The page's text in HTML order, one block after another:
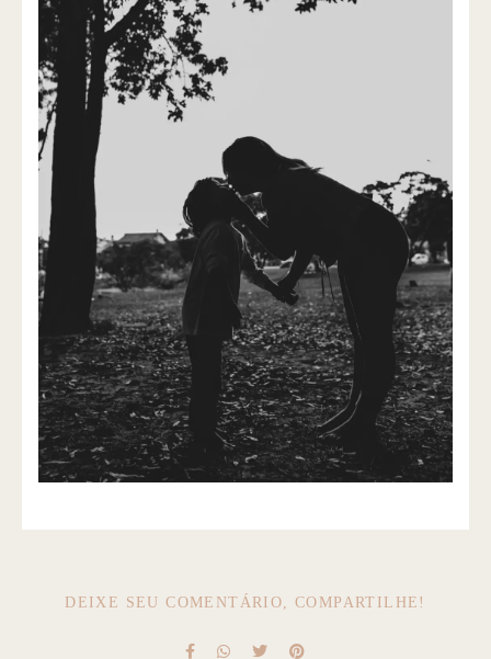
DEIXE SEU COMENTÁRIO, COMPARTILHE!